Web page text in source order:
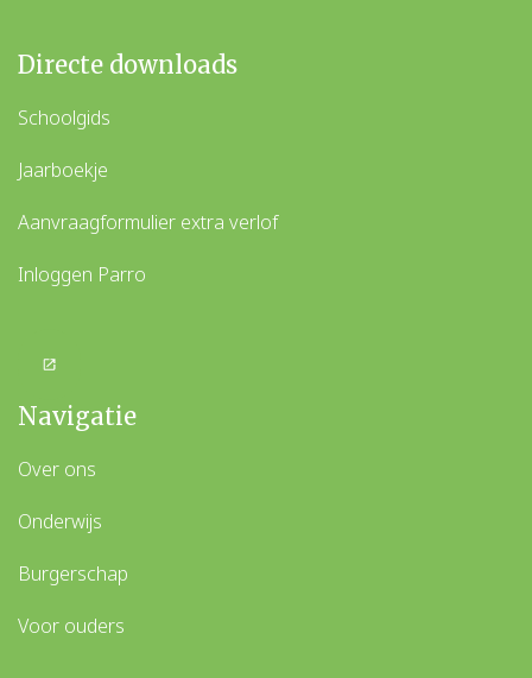
Directe downloads
Schoolgids
Jaarboekje
Aanvraagformulier extra verlof
Inloggen Parro
Navigatie
Over ons
Onderwijs
Burgerschap
Voor ouders